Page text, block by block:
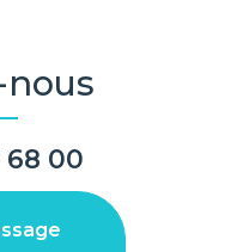
nous
68 00